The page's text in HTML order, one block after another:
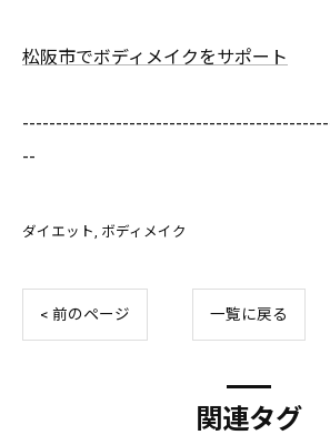
松阪市でボディメイクをサポート
--
ダイエット ボディメイク
< 前のページ 一覧に戻る
関連タグ